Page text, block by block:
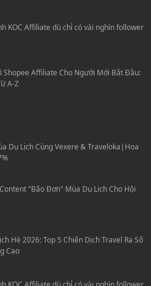
KOC Affiliate dù chỉ có vài nghìn follower
Shopee Affiliate Cho Người Mới Bắt Đầu:
A-Z
Du Lịch Cùng Vexere & Traveloka|Hoa
"Bão Đơn" Mùa Du Lịch Cho Hội
Hè 2026: Top 5 Chiến Dịch Travel Ra Số
Cao